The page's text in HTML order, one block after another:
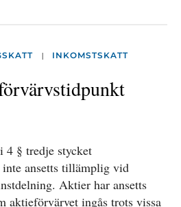
| INKOMSTSKATT
4 § tredje stycket
inte ansetts tillämplig vid
Aktier har ansetts
aktieförvärvet ingås trots vissa